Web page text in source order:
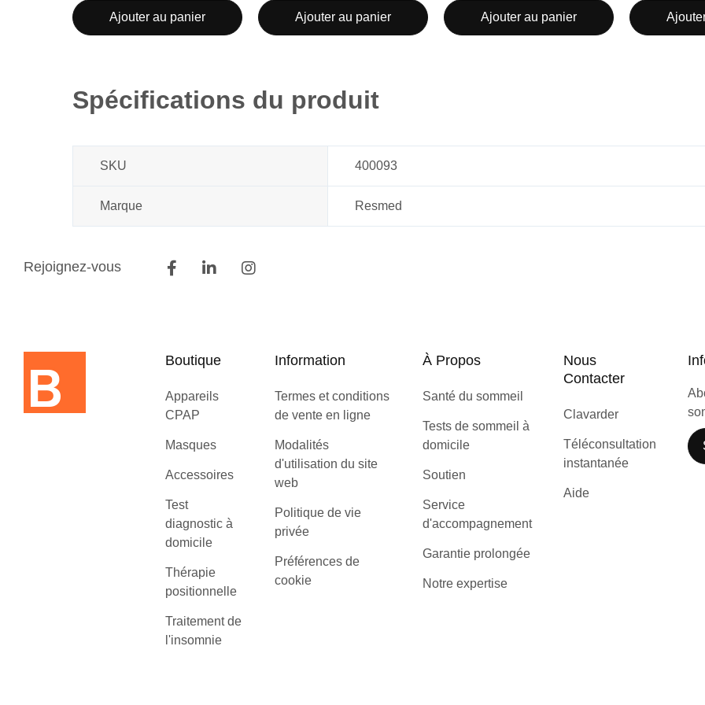
Ajouter au panier Ajouter au panier Ajouter au panier
Spécifications du produit
SKU 400093
Marque Resmed
Rejoignez-vous
Boutique
Appareils
CPAP
Masques
Accessoires
Test
diagnostic à
domicile
Thérapie
positionnelle
Traitement de
l'insomnie
Information
Termes et conditions
de vente en ligne
Modalités
d'utilisation du site
web
Politique de vie
privée
Préférences de
cookie
À Propos
Santé du sommeil
Tests de sommeil à
domicile
Soutien
Service
d'accompagnement
Garantie prolongée
Notre expertise
Nous
Contacter
Clavarder
Téléconsultation
instantanée
Aide